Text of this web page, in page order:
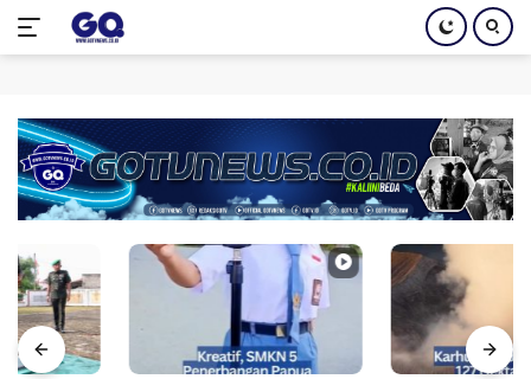
konten